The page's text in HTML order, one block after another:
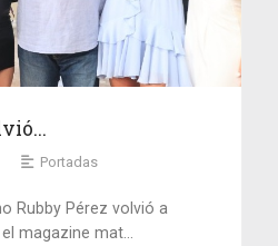
Portadas
Rubby Pérez volvió a
magazine mat...